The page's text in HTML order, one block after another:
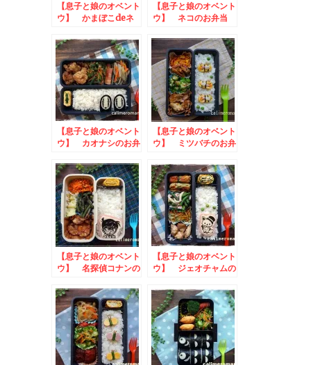
【息子と娘のオベント
ウ】 かまぼこdeネ
【息子と娘のオベント
ウ】 ネコのお弁当
ンバサダー
【息子と娘のオベント
ウ】 カオナシのお弁
【息子と娘のオベント
ウ】 ミツバチのお弁
【息子と娘のオベント
ウ】 名探偵コナンの
【息子と娘のオベント
ウ】 ジェオチャムの